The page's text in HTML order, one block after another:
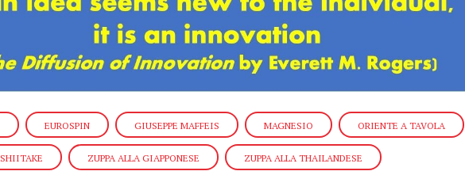
EUROSPIN GIUSEPPE MAFFEIS MAGNESIO ORIENTE A TAVOLA
SHIITAKE ZUPPA ALLA GIAPPONESE ZUPPA ALLA THAILANDESE